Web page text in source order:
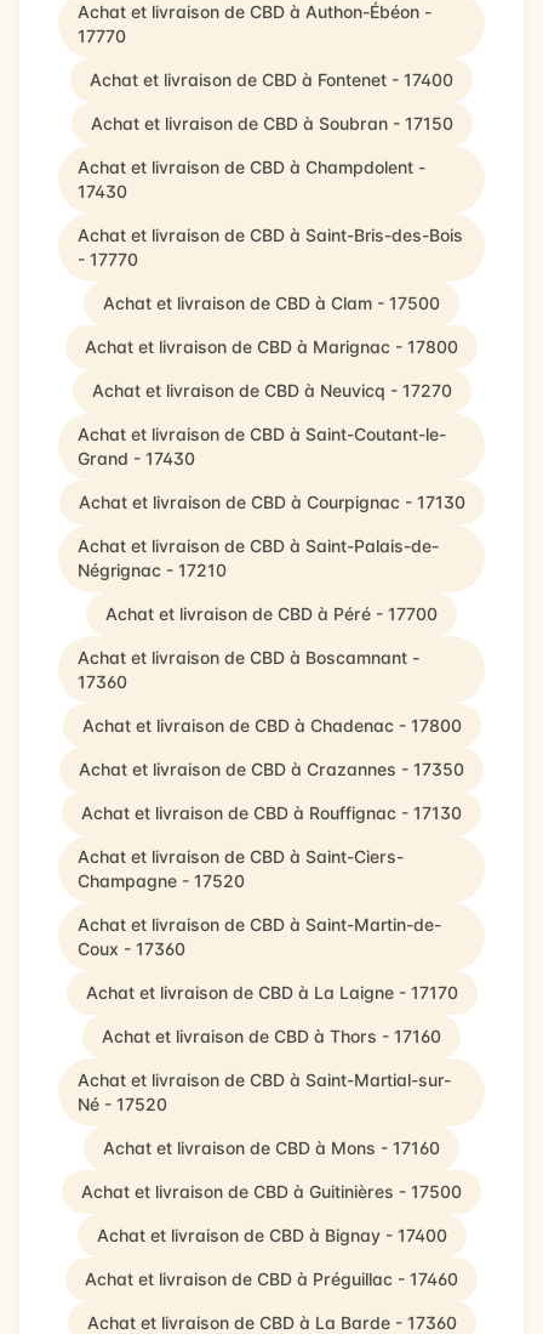
Achat et livraison de CBD à Authon-Ébéon -
17770
Achat et livraison de CBD à Fontenet - 17400
Achat et livraison de CBD à Soubran - 17150
Achat et livraison de CBD à Champdolent -
17430
Achat et livraison de CBD à Saint-Bris-des-Bois
- 17770
Achat et livraison de CBD à Clam - 17500
Achat et livraison de CBD à Marignac - 17800
Achat et livraison de CBD à Neuvicq - 17270
Achat et livraison de CBD à Saint-Coutant-le-
Grand - 17430
Achat et livraison de CBD à Courpignac - 17130
Achat et livraison de CBD à Saint-Palais-de-
Négrignac - 17210
Achat et livraison de CBD à Péré - 17700
Achat et livraison de CBD à Boscamnant -
17360
Achat et livraison de CBD à Chadenac - 17800
Achat et livraison de CBD à Crazannes - 17350
Achat et livraison de CBD à Rouffignac - 17130
Achat et livraison de CBD à Saint-Ciers-
Champagne - 17520
Achat et livraison de CBD à Saint-Martin-de-
Coux - 17360
Achat et livraison de CBD à La Laigne - 17170
Achat et livraison de CBD à Thors - 17160
Achat et livraison de CBD à Saint-Martial-sur-
Né - 17520
Achat et livraison de CBD à Mons - 17160
Achat et livraison de CBD à Guitinières - 17500
Achat et livraison de CBD à Bignay - 17400
Achat et livraison de CBD à Préguillac - 17460
Achat et livraison de CBD à La Barde - 17360